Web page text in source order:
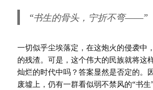
“书生的骨头，宁折不弯——”
一切似乎尘埃落定，在这炮火的侵袭中
的残渣。可是，这个伟大的民族就将这
灿烂的时代中吗？答案显然是否定的。
废墟上，仍有一群看似弱不禁风的“书